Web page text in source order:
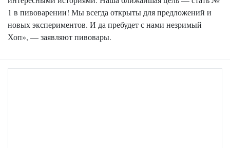
1 в пивоварении! Мы всегда открыты для предложений и
новых экспериментов. И да пребудет с нами незримый
Хоп», — заявляют пивовары.